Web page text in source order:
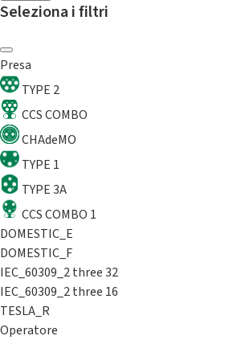
Seleziona i filtri
Presa
TYPE 2
CCS COMBO
CHAdeMO
TYPE 1
TYPE 3A
CCS COMBO 1
DOMESTIC_E
DOMESTIC_F
IEC_60309_2 three 32
IEC_60309_2 three 16
TESLA_R
Operatore